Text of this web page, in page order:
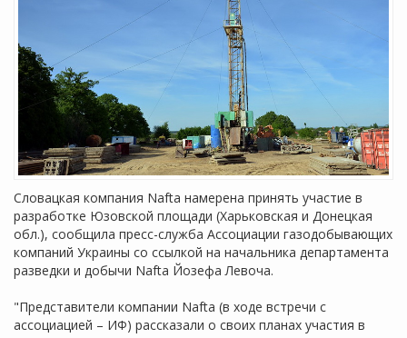
Словацкая компания Nafta намерена принять участие в
разработке Юзовской площади (Харьковская и Донецкая
обл.), сообщила пресс-служба Ассоциации газодобывающих
компаний Украины со ссылкой на начальника департамента
разведки и добычи Nafta Йозефа Левоча.
"Представители компании Nafta (в ходе встречи с
ассоциацией – ИФ) рассказали о своих планах участия в